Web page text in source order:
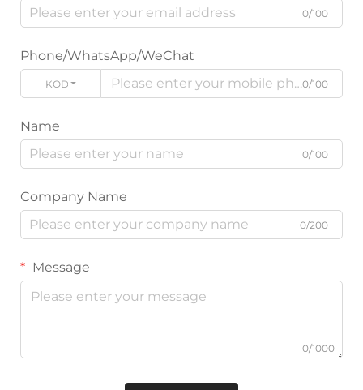
0/100
Phone/WhatsApp/WeChat
KOD 0/100
Name
0/100
Company Name
0/200
Message
0/1000